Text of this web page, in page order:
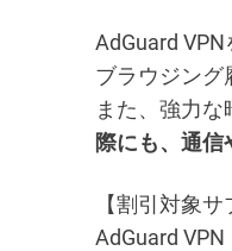
AdGuard
ブラウジング
また、強力な
際にも、通信
【割引対象
AdGuard